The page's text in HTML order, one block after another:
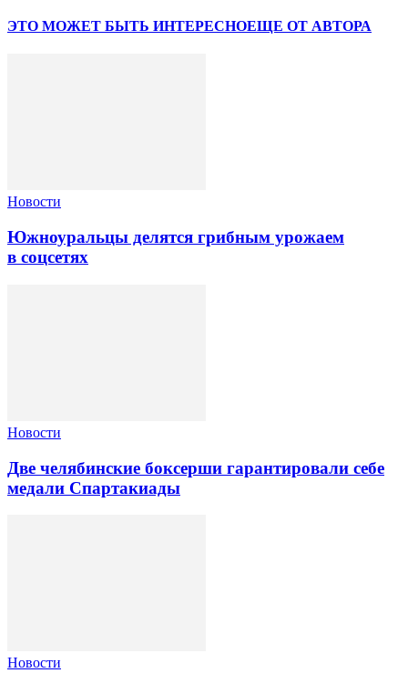
ЭТО МОЖЕТ БЫТЬ ИНТЕРЕСНОЕЩЕ ОТ АВТОРА
Новости
Южноуральцы делятся грибным урожаем
в соцсетях
Новости
Две челябинские боксерши гарантировали себе
медали Спартакиады
Новости